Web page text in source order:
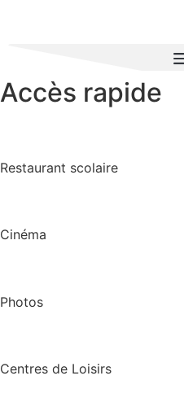
Accès rapide
Restaurant scolaire
Cinéma
Photos
Centres de Loisirs